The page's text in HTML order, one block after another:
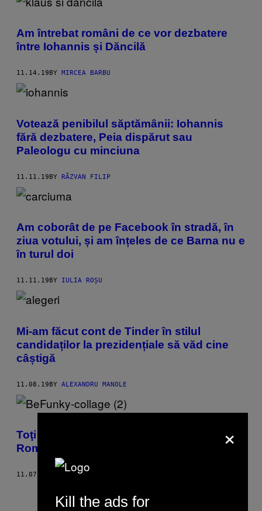
Am întrebat români de ce vor dezbatere
între Iohannis și Dăncilă
11.14.19 BY MIRCEA BARBU
Votează penibilul săptămânii: Iohannis
fără dezbatere, Peia dispărut sau
Paleologu cu minciuna
11.11.19BY RĂZVAN FILIP
Am coborât de pe Facebook în stradă, în
ziua votului, și am înțeles de ce Barna nu e
în turul doi
11.11.19 BY IULIA ROȘU
Mi-am făcut cont de Tinder în stilul
candidaților la prezidențiale să văd cine
câștigă
11.08.19BY ALEXANDRU MANOLE
Toţi preşedinţii pe care nu i-a meritat
România (decât un pic)
11.07.19 MIHNEA LAZĂR
NewerOlder
×
Kill the ads for